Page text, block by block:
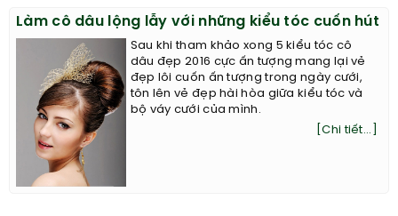
Làm cô dâu lộng lẫy với những kiểu tóc cuốn hút
Sau khi tham khảo xong 5 kiểu tóc cô
dâu đẹp 2016 cực ấn tượng mang lại vẻ
đẹp lôi cuốn ấn tượng trong ngày cưới,
tôn lên vẻ đẹp hài hòa giữa kiểu tóc và
bộ váy cưới của mình.
[Chi tiết...]